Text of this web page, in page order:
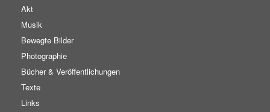
Akt
Musik
Bewegte Bilder
Photographie
Bücher & Veröffentlichungen
Texte
Links